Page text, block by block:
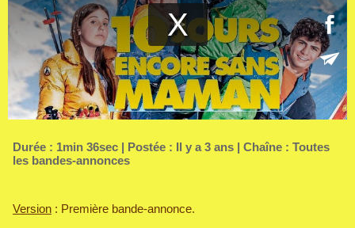
Durée : 1min 36sec | Postée : Il y a 3 ans | Chaîne : Toutes
les bandes-annonces
Version : Première bande-annonce.